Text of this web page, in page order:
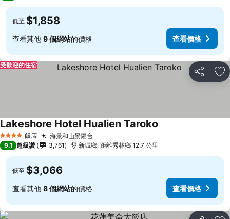
低至 $1,858
查看其他 9 個網站的價格 查看價格
分享 加
受歡迎的住宿
4 星級 飯店 海景和山景陽台
Lakeshore Hotel Hualien Taroko
9.1 超級讚 3,761 新城鄉, 距離秀林鄉 12.7 公里
低至 $3,066
查看其他 8 個網站的價格 查看價格